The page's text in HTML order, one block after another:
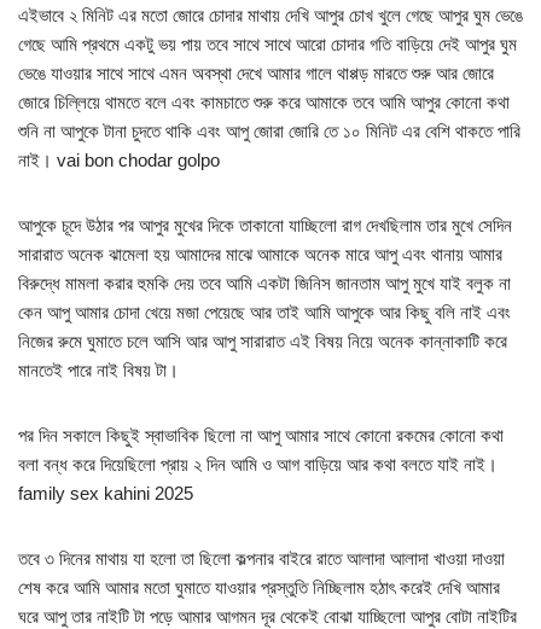
এইভাবে ২ মিনিট এর মতো জোরে চোদার মাথায় দেখি আপুর চোখ খুলে গেছে আপুর ঘুম ভেঙে
গেছে আমি প্রথমে একটু ভয় পায় তবে সাথে সাথে আরো চোদার গতি বাড়িয়ে দেই আপুর ঘুম
ভেঙে যাওয়ার সাথে সাথে এমন অবস্থা দেখে আমার গালে থাপ্পড় মারতে শুরু আর জোরে
জোরে চিল্লিয়ে থামতে বলে এবং কামচাতে শুরু করে আমাকে তবে আমি আপুর কোনো কথা
শুনি না আপুকে টানা চুদতে থাকি এবং আপু জোরা জোরি তে ১০ মিনিট এর বেশি থাকতে পারি
নাই। vai bon chodar golpo
আপুকে চূদে উঠার পর আপুর মুখের দিকে তাকানো যাচ্ছিলো রাগ দেখছিলাম তার মুখে সেদিন
সারারাত অনেক ঝামেলা হয় আমাদের মাঝে আমাকে অনেক মারে আপু এবং থানায় আমার
বিরুদ্ধে মামলা করার হুমকি দেয় তবে আমি একটা জিনিস জানতাম আপু মুখে যাই বলুক না
কেন আপু আমার চোদা খেয়ে মজা পেয়েছে আর তাই আমি আপুকে আর কিছু বলি নাই এবং
নিজের রুমে ঘুমাতে চলে আসি আর আপু সারারাত এই বিষয় নিয়ে অনেক কান্নাকাটি করে
মানতেই পারে নাই বিষয় টা।
পর দিন সকালে কিছুই স্বাভাবিক ছিলো না আপু আমার সাথে কোনো রকমের কোনো কথা
বলা বন্ধ করে দিয়েছিলো প্রায় ২ দিন আমি ও আগ বাড়িয়ে আর কথা বলতে যাই নাই।
family sex kahini 2025
তবে ৩ দিনের মাথায় যা হলো তা ছিলো কল্পনার বাইরে রাতে আলাদা আলাদা খাওয়া দাওয়া
শেষ করে আমি আমার মতো ঘুমাতে যাওয়ার প্রস্তুতি নিচ্ছিলাম হঠাৎ করেই দেখি আমার
ঘরে আপু তার নাইটি টা পড়ে আমার আগমন দূর থেকেই বোঝা যাচ্ছিলো আপুর বোটা নাইটির